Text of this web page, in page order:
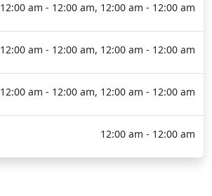
12:00 am - 12:00 am, 12:00 am - 12:00 am
12:00 am - 12:00 am, 12:00 am - 12:00 am
12:00 am - 12:00 am, 12:00 am - 12:00 am
12:00 am - 12:00 am